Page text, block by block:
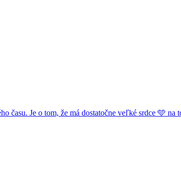
Je o tom, že má dostatočne veľké srdce 🩵 na